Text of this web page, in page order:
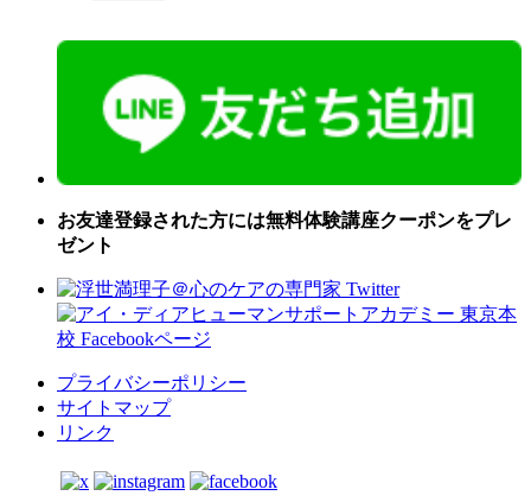
お友達登録された方には無料体験講座クーポンをプレ
ゼント
プライバシーポリシー
サイトマップ
リンク